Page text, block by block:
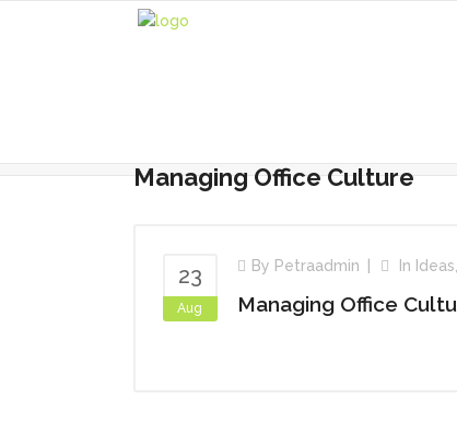
Managing Office Culture
23
Aug
By Petraadmin In Ideas
Managing Office